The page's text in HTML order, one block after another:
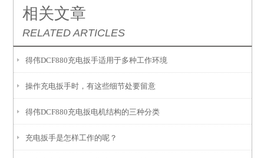
相关文章
RELATED ARTICLES
得伟DCF880充电扳手适用于多种工作环境
操作充电扳手时，有这些细节处要留意
得伟DCF880充电扳电机结构的三种分类
充电扳手是怎样工作的呢？